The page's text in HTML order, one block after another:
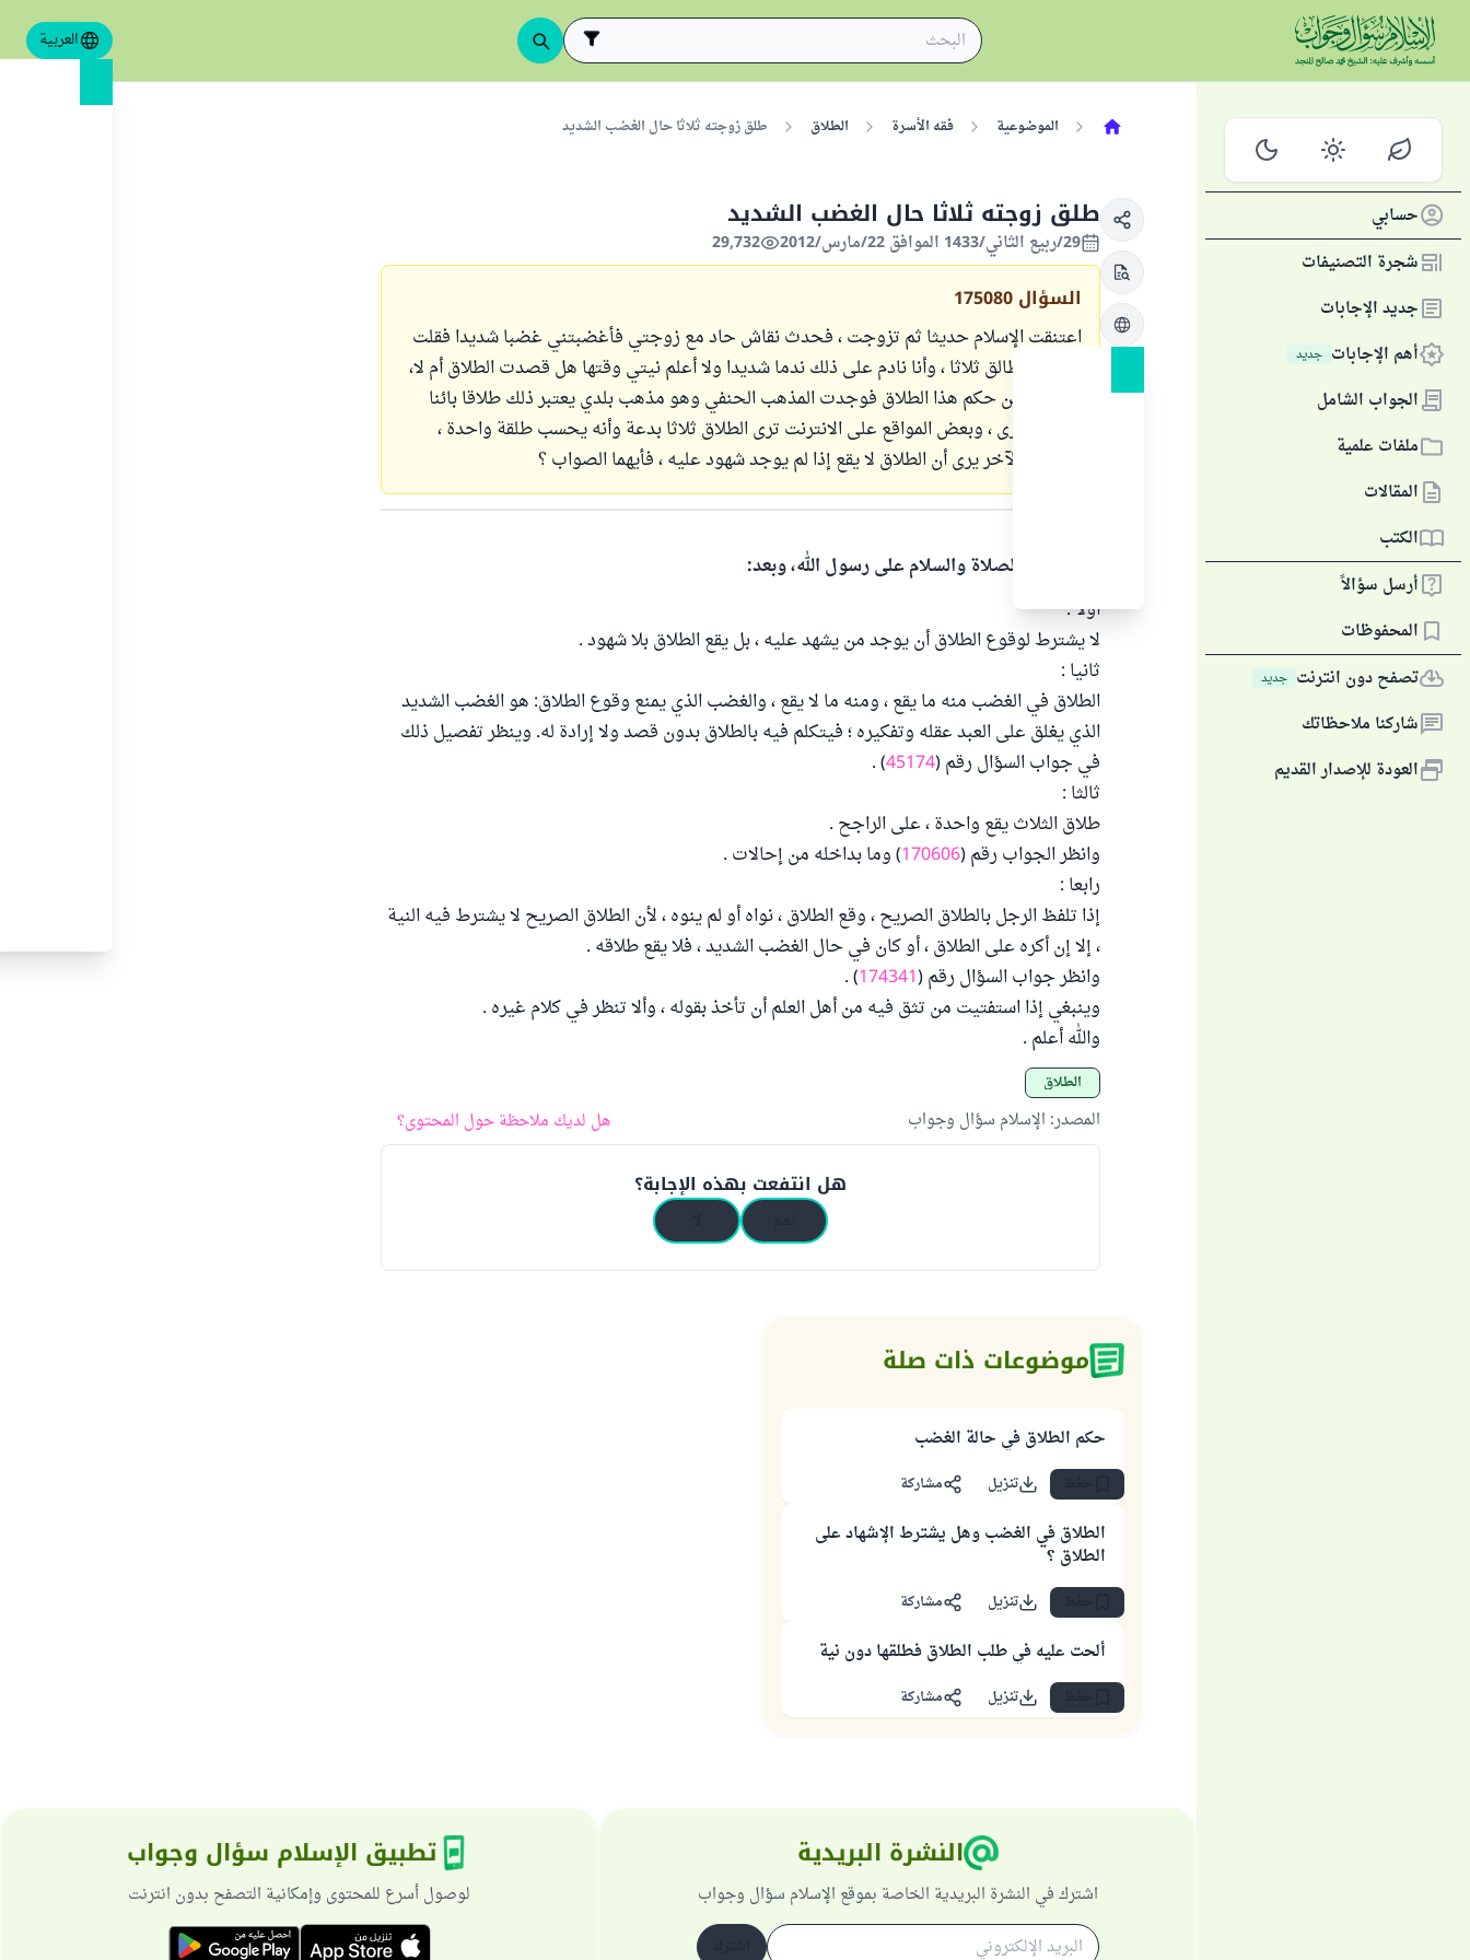
العربية
حسابي
شجرة التصنيفات
جديد الإجابات
أهم الإجابات جديد
الجواب الشامل
ملفات علمية
المقالات
الكتب
أرسل سؤالاً
المحفوظات
تصفح دون انترنت جديد
شاركنا ملاحظاتك
العودة للإصدار القديم
الموضوعية فقه الأسرة الطلاق طلق زوجته ثلاثا حال الغضب الشديد
طلق زوجته ثلاثا حال الغضب الشديد
29/ربيع الثاني/1433 الموافق 22/مارس/2012 29,732
السؤال 175080
اعتنقت الإسلام حديثا ثم تزوجت ، فحدث نقاش حاد مع زوجتي فأغضبتني غضبا شديدا فقلت
لها : أنت طالق ثلاثا ، وأنا نادم على ذلك ندما شديدا ولا أعلم نيتي وقتها هل قصدت الطلاق أم لا،
وبحثت عن حكم هذا الطلاق فوجدت المذهب الحنفي وهو مذهب بلدي يعتبر ذلك طلاقا بائنا
بينونة كبرى ، وبعض المواقع على الانترنت ترى الطلاق ثلاثا بدعة وأنه يحسب طلقة واحدة ،
والبعض الآخر يرى أن الطلاق لا يقع إذا لم يوجد شهود عليه ، فأيهما الصواب ؟
الحمد لله والصلاة والسلام على رسول الله، وبعد:
أولا :
لا يشترط لوقوع الطلاق أن يوجد من يشهد عليه ، بل يقع الطلاق بلا شهود .
ثانيا :
الطلاق في الغضب منه ما يقع ، ومنه ما لا يقع ، والغضب الذي يمنع وقوع الطلاق: هو الغضب الشديد
الذي يغلق على العبد عقله وتفكيره ؛ فيتكلم فيه بالطلاق بدون قصد ولا إرادة له. وينظر تفصيل ذلك
في جواب السؤال رقم (45174
) .
ثالثا :
طلاق الثلاث يقع واحدة ، على الراجح .
وانظر الجواب رقم (170606) وما بداخله من إحالات .
رابعا :
إذا تلفظ الرجل بالطلاق الصريح ، وقع الطلاق ، نواه أو لم ينوه ، لأن الطلاق الصريح لا يشترط فيه النية
، إلا إن أكره على الطلاق ، أو كان في حال الغضب الشديد ، فلا يقع طلاقه .
وانظر جواب السؤال رقم (174341
) .
وينبغي إذا استفتيت من تثق فيه من أهل العلم أن تأخذ بقوله ، وألا تنظر في كلام غيره .
والله أعلم .
الطلاق
المصدر: الإسلام سؤال وجواب هل لديك ملاحظة حول المحتوى؟
هل انتفعت بهذه الإجابة؟
موضوعات ذات صلة
حكم الطلاق في حالة الغضب
تنزيل مشاركة
الطلاق في الغضب وهل يشترط الإشهاد على
الطلاق ؟
تنزيل مشاركة
ألحت عليه في طلب الطلاق فطلقها دون نية
تنزيل مشاركة
النشرة البريدية
اشترك في النشرة البريدية الخاصة بموقع الإسلام سؤال وجواب
تطبيق الإسلام سؤال وجواب
لوصول أسرع للمحتوى وإمكانية التصفح بدون انترنت